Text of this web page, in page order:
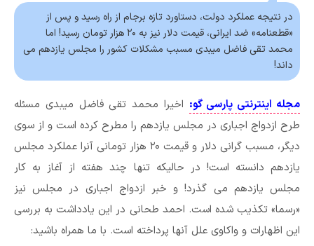
در نتیجه عملکرد دولت، دستاورد تازه برجام از راه رسید و پس از
«قطعنامه» ضد ایرانی، قیمت دلار نیز به ۲۰ هزار تومان رسید! اما
محمد تقی فاضل میبدی مسبب مشکلات کشور را مجلس یازدهم می
داند!
مجله اینترنتی پارسی گو: اخیرا محمد تقی فاضل میبدی مسئله
طرح ازدواج اجباری در مجلس یازدهم را مطرح کرده است و از سوی
دیگر، مسبب گرانی دلار و قیمت ۲۰ هزار تومانی آنرا عملکرد مجلس
یازدهم دانسته است! در حالیکه تنها چند هفته از آغاز به کار
مجلس یازدهم می گذرد! و خبر ازدواج اجباری در مجلس نیز
«رسما» تکذیب شده است. احمد طحانی در این یادداشت به بررسی
این اظهارات و واکاوی علل آنها پرداخته است. با ما همراه باشید: